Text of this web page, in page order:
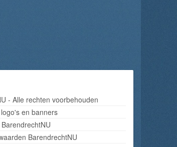
- Alle rechten voorbehouden
en banners
BarendrechtNU